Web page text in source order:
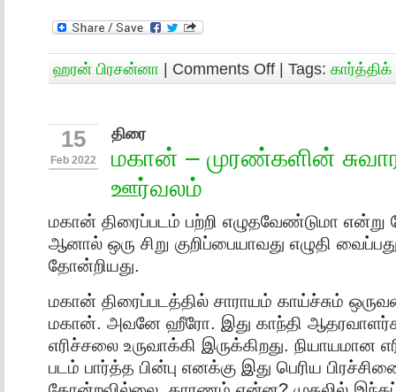
ஹரன் பிரசன்னா | Comments Off | Tags: கார்த்திக்
15
Feb 2022
திரை
மகான் – முரண்களின்
ஊர்வலம்
மகான் திரைப்படம் பற்றி எழுதவேண்டுமா
ஆனால் ஒரு சிறு குறிப்பையாவது எழுதி
தோன்றியது.
மகான் திரைப்படத்தில் சாராயம் காய்ச்சும்
மகான். அவனே ஹீரோ. இது காந்தி
எரிச்சலை உருவாக்கி இருக்கிறது. நியாயமான
படம் பார்த்த பின்பு எனக்கு இது பெரிய